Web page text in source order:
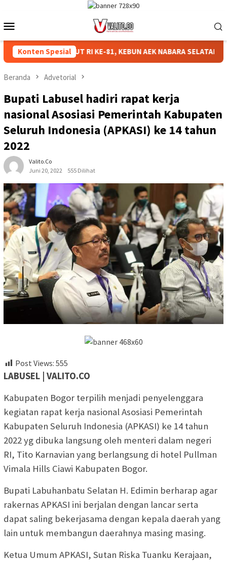
konten
Mobile
Konten Spesial
MERIAHKAN HUT RI KE-81, KEBUN AEK NABARA SELATAN RESMI
Beranda Advetorial
Bupati Labusel hadiri rapat kerja
nasional Asosiasi Pemerintah Kabupaten
Seluruh Indonesia (APKASI) ke 14 tahun
2022
Valito.co
Juni 20, 2022
555 Dilihat
Post Views: 555
LABUSEL | VALITO.CO
Kabupaten Bogor terpilih menjadi penyelenggara
kegiatan rapat kerja nasional Asosiasi Pemerintah
Kabupaten Seluruh Indonesia (APKASI) ke 14 tahun
2022 yg dibuka langsung oleh menteri dalam negeri
RI, Tito Karnavian yang berlangsung di hotel Pullman
Vimala Hills Ciawi Kabupaten Bogor.
Bupati Labuhanbatu Selatan H. Edimin berharap agar
rakernas APKASI ini berjalan dengan lancar serta
dapat saling bekerjasama dengan kepala daerah yang
lain untuk membangun daerahnya masing masing.
Ketua Umum APKASI, Sutan Riska Tuanku Kerajaan,